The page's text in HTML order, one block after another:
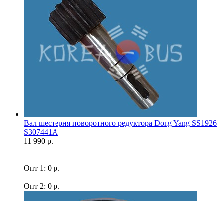
Вал шестерня поворотного редуктора Dong Yang SS1926
S307441A
11 990 р.
Опт 1: 0 р.
Опт 2: 0 р.